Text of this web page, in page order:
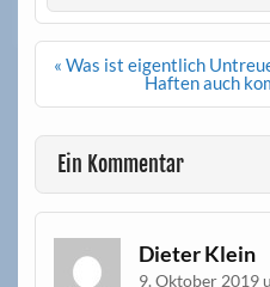
Beitrags-
« Was ist eigentlich
Haften auch
Ein Kommentar
Dieter Klein
9. Oktober 2019